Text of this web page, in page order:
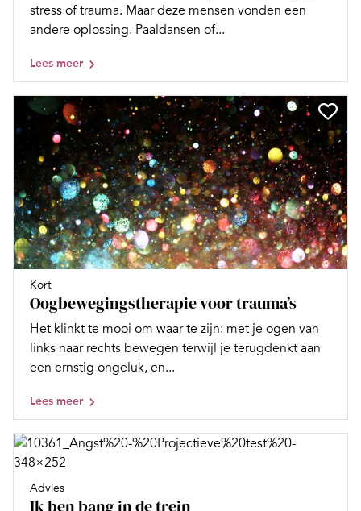
stress of trauma. Maar deze mensen vonden een
andere oplossing. Paaldansen of...
Lees meer
Kort
Oogbewegingstherapie voor trauma’s
Het klinkt te mooi om waar te zijn: met je ogen van
links naar rechts bewegen terwijl je terugdenkt aan
een ernstig ongeluk, en...
Lees meer
Advies
Ik ben bang in de trein